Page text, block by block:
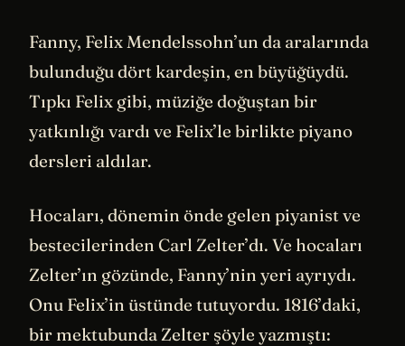
Fanny, Felix Mendelssohn’un da aralarında
bulunduğu dört kardeşin, en büyüğüydü.
Tıpkı Felix gibi, müziğe doğuştan bir
yatkınlığı vardı ve Felix’le birlikte piyano
dersleri aldılar.
Hocaları, dönemin önde gelen piyanist ve
bestecilerinden Carl Zelter’dı. Ve hocaları
Zelter’ın gözünde, Fanny’nin yeri ayrıydı.
Onu Felix’in üstünde tutuyordu. 1816’daki,
bir mektubunda Zelter şöyle yazmıştı: